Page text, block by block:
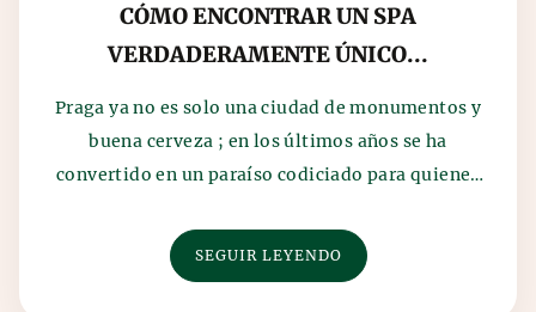
CÓMO ENCONTRAR UN SPA
VERDADERAMENTE ÚNICO...
Praga ya no es solo una ciudad de monumentos y
buena cerveza ; en los últimos años se ha
convertido en un paraíso codiciado para quienes
SEGUIR LEYENDO